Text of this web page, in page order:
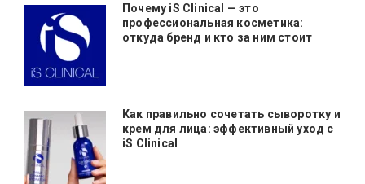
Почему iS Clinical — это
профессиональная косметика:
откуда бренд и кто за ним стоит
Как правильно сочетать сыворотку и
крем для лица: эффективный уход с
iS Clinical